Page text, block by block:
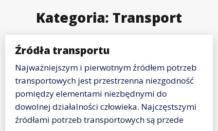
Kategoria: Transport
Źródła transportu
Najważniejszym i pierwotnym źródłem potrzeb
transportowych jest przestrzenna niezgodność
pomiędzy elementami niezbędnymi do
dowolnej działalności człowieka. Najczęstszymi
źródłami potrzeb transportowych są przede